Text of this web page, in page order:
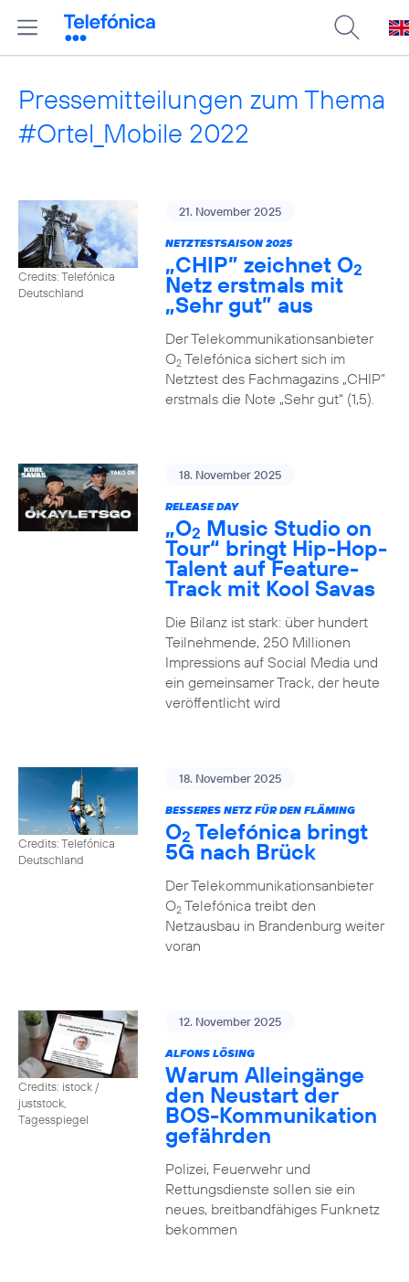
Pressemitteilungen zum Thema
#Ortel_Mobile 2022
Credits: Telefónica
Deutschland
21. November 2025
NETZTESTSAISON 2025
„CHIP” zeichnet O2
Netz erstmals mit
„Sehr gut” aus
Der Telekommunikationsanbieter
O2Telefónica sichert sich im
Netztest des Fachmagazins „CHIP”
erstmals die Note „Sehr gut“ (1,5).
18. November 2025
RELEASE DAY
„O2 Music Studio on
Tour“ bringt Hip-Hop-
Talent auf Feature-
Track mit Kool Savas
Die Bilanz ist stark: über hundert
Teilnehmende, 250 Millionen
Impressions auf Social Media und
ein gemeinsamer Track, der heute
veröffentlicht wird
Credits: Telefónica
Deutschland
18. November 2025
BESSERES NETZ FÜR DEN FLÄMING
O2 Telefónica bringt
5G nach Brück
Der Telekommunikationsanbieter
O2Telefónica treibt den
Netzausbau in Brandenburg weiter
voran
Credits: istock /
juststock,
Tagesspiegel
12. November 2025
ALFONS LÖSING
Warum Alleingänge
den Neustart der
BOS-Kommunikation
gefährden
Polizei, Feuerwehr und
Rettungsdienste sollen sie ein
neues, breitbandfähiges Funknetz
bekommen